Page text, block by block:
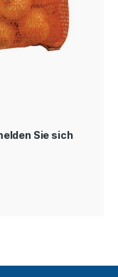
Sie sich